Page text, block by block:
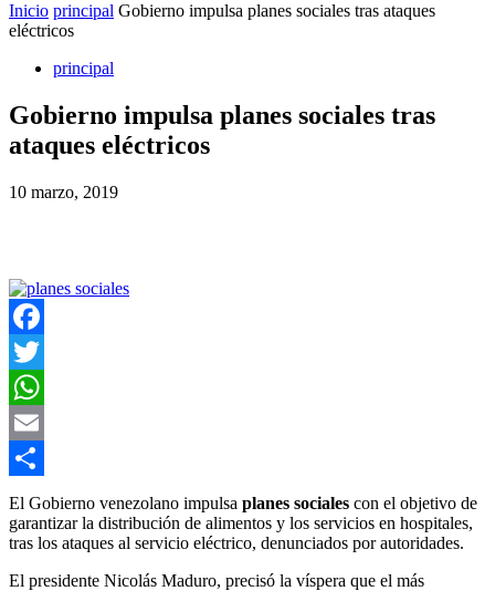
Inicio principal Gobierno impulsa planes sociales tras ataques
eléctricos
principal
Gobierno impulsa planes sociales tras
ataques eléctricos
10 marzo, 2019
Facebook
Twitter
WhatsApp
Email
Compartir
El Gobierno venezolano impulsa planes sociales con el objetivo de
garantizar la distribución de alimentos y los servicios en hospitales,
tras los ataques al servicio eléctrico, denunciados por autoridades.
El presidente Nicolás Maduro, precisó la víspera que el más